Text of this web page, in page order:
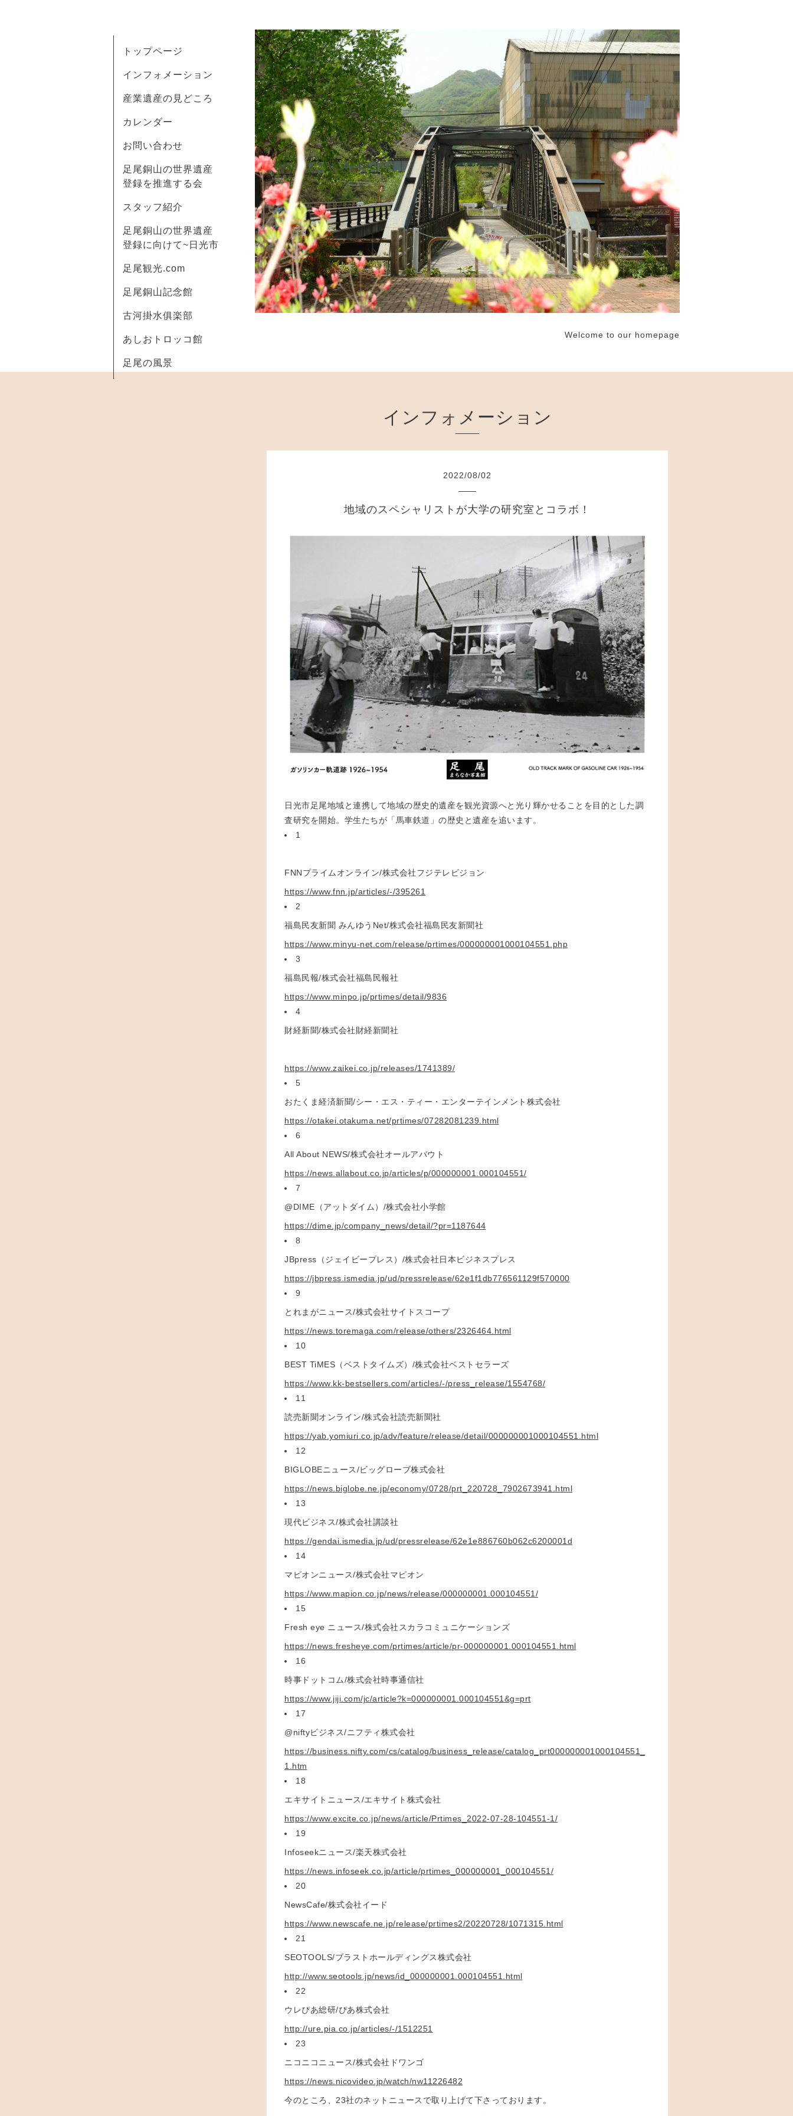
Welcome to our homepage
トップページ
インフォメーション
産業遺産の見どころ
カレンダー
お問い合わせ
足尾銅山の世界遺産
登録を推進する会
スタッフ紹介
足尾銅山の世界遺産
登録に向けて~日光市
足尾観光.com
足尾銅山記念館
古河掛水俱楽部
あしおトロッコ館
足尾の風景
インフォメーション
2022/08/02
地域のスペシャリストが大学の研究室とコラボ！
日光市足尾地域と連携して地域の歴史的遺産を観光資源へと光り輝かせることを目的とした調
査研究を開始。学生たちが「馬車鉄道」の歴史と遺産を追います。
1
FNNプライムオンライン/株式会社フジテレビジョン
https://www.fnn.jp/articles/-/395261
2
福島民友新聞 みんゆう Net/株式会社福島民友新聞社
https://www.minyu-net.com/release/prtimes/000000001000104551.php
3
福島民報/株式会社福島民報社
https://www.minpo.jp/prtimes/detail/9836
4
財経新聞/株式会社財経新聞社
https://www.zaikei.co.jp/releases/1741389/
5
おたくま経済新聞/シー・エス・ティー・エンターテインメント株式会社
https://otakei.otakuma.net/prtimes/07282081239.html
6
All About NEWS/株式会社オールアバウト
https://news.allabout.co.jp/articles/p/000000001.000104551/
7
@DIME （アットダイム）/株式会社小学館
https://dime.jp/company_news/detail/?pr=1187644
8
JBpress （ジェイビープレス）/株式会社日本ビジネスプレス
https://jbpress.ismedia.jp/ud/pressrelease/62e1f1db776561129f570000
9
とれまがニュース/株式会社サイトスコープ
https://news.toremaga.com/release/others/2326464.html
10
BEST TiMES （ベストタイムズ）/株式会社ベストセラーズ
https://www.kk-bestsellers.com/articles/-/press_release/1554768/
11
読売新聞オンライン/株式会社読売新聞社
https://yab.yomiuri.co.jp/adv/feature/release/detail/000000001000104551.html
12
BIGLOBEニュース/ビッグローブ株式会社
https://news.biglobe.ne.jp/economy/0728/prt_220728_7902673941.html
13
現代ビジネス/株式会社講談社
https://gendai.ismedia.jp/ud/pressrelease/62e1e886760b062c6200001d
14
マピオンニュース/株式会社マピオン
https://www.mapion.co.jp/news/release/000000001.000104551/
15
Fresh eye ニュース/株式会社スカラコミュニケーションズ
https://news.fresheye.com/prtimes/article/pr-000000001.000104551.html
16
時事ドットコム/株式会社時事通信社
https://www.jiji.com/jc/article?k=000000001.000104551&g=prt
17
@niftyビジネス/ニフティ株式会社
https://business.nifty.com/cs/catalog/business_release/catalog_prt000000001000104551_
1.htm
18
エキサイトニュース/エキサイト株式会社
https://www.excite.co.jp/news/article/Prtimes_2022-07-28-104551-1/
19
Infoseekニュース/楽天株式会社
https://news.infoseek.co.jp/article/prtimes_000000001_000104551/
20
NewsCafe/株式会社イード
https://www.newscafe.ne.jp/release/prtimes2/20220728/1071315.html
21
SEOTOOLS/ブラストホールディングス株式会社
http://www.seotools.jp/news/id_000000001.000104551.html
22
ウレぴあ総研/ぴあ株式会社
http://ure.pia.co.jp/articles/-/1512251
23
ニコニコニュース/株式会社ドワンゴ
https://news.nicovideo.jp/watch/nw11226482
今のところ、23社のネットニュースで取り上げて下さっております。